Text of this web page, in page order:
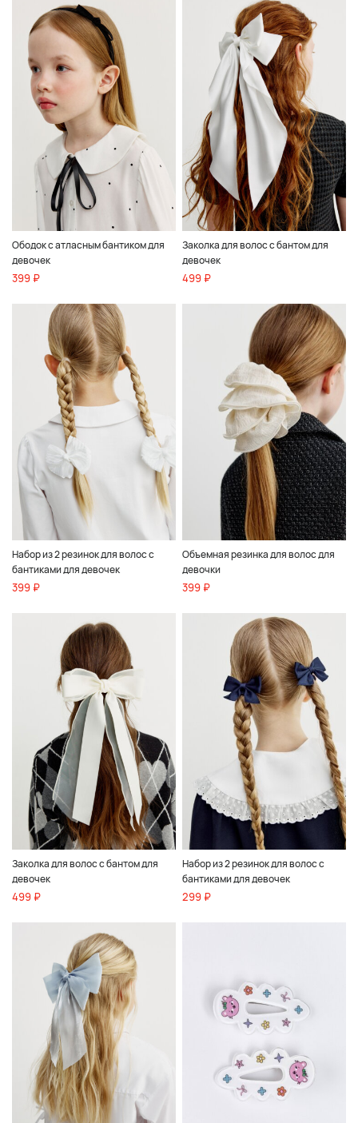
Ободок с атласным бантиком для
девочек
399 ₽
Заколка для волос с бантом для
девочек
499 ₽
Набор из 2 резинок для волос с
бантиками для девочек
399 ₽
Объемная резинка для волос для
девочки
399 ₽
Заколка для волос с бантом для
девочек
499 ₽
Набор из 2 резинок для волос с
бантиками для девочек
299 ₽